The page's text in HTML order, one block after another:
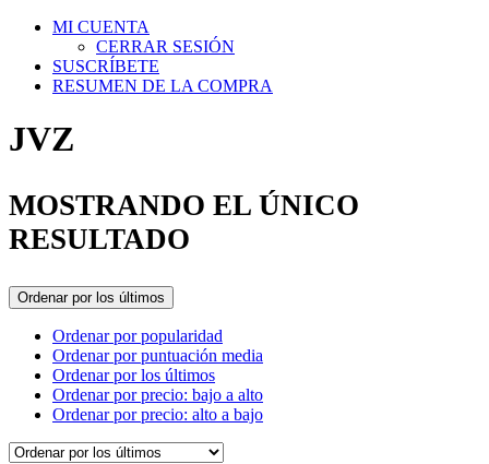
MI CUENTA
CERRAR SESIÓN
SUSCRÍBETE
RESUMEN DE LA COMPRA
JVZ
MOSTRANDO EL ÚNICO
RESULTADO
Ordenar por los últimos
Ordenar por popularidad
Ordenar por puntuación media
Ordenar por los últimos
Ordenar por precio: bajo a alto
Ordenar por precio: alto a bajo